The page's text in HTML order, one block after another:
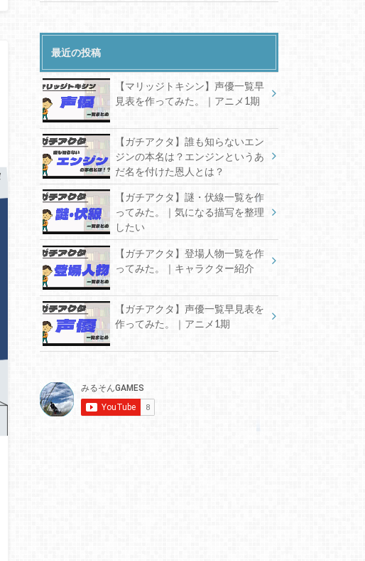
最近の投稿
【マリッジトキシン】声優一覧早
見表を作ってみた。｜アニメ1期
【ガチアクタ】誰も知らないエン
ジンの本名は？エンジンというあ
だ名を付けた恩人とは？
【ガチアクタ】謎・伏線一覧を作
ってみた。｜気になる描写を整理
したい
【ガチアクタ】登場人物一覧を作
ってみた。｜キャラクター紹介
【ガチアクタ】声優一覧早見表を
作ってみた。｜アニメ1期